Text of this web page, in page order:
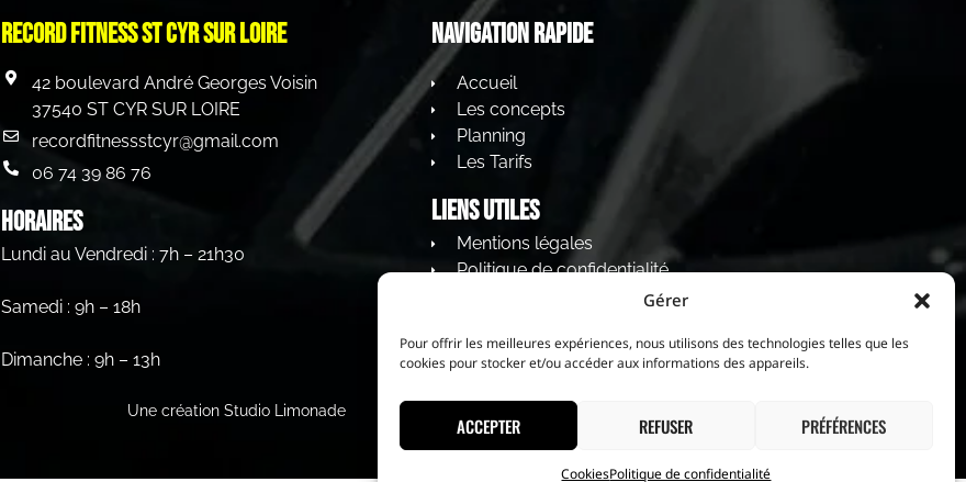
Gérer
Pour offrir les meilleures expériences, nous utilisons des technologies telles que les
cookies pour stocker et/ou accéder aux informations des appareils.
ACCEPTER REFUSER PRÉFÉRENCES
CookiesPolitique de confidentialité
Record Fitness st cyr sur loire
42 boulevard André Georges Voisin
37540 ST CYR SUR LOIRE
recordfitnessstcyr@gmail.com
06 74 39 86 76
HORAIRES
Lundi au Vendredi : 7h – 21h30
Samedi : 9h – 18h
Dimanche : 9h – 13h
Navigation rapide
Accueil
Les concepts
Planning
Les Tarifs
Liens utiles
Mentions légales
Politique de confidentialité
Une création Studio Limonade